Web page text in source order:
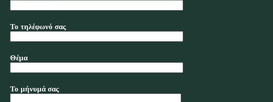
Το τηλέφωνό σας
Θέμα
Το μήνυμά σας